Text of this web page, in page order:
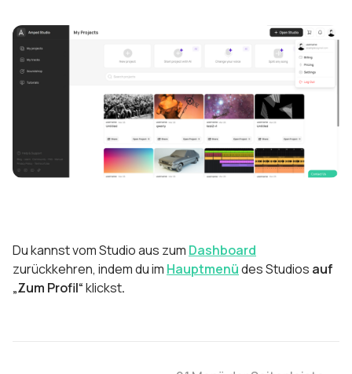
Du kannst vom Studio aus zum Dashboard
zurückkehren, indem du im Hauptmenüdes Studios auf
„Zum Profil“klickst.